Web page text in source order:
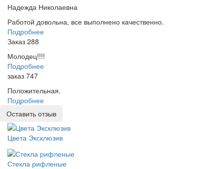
Надежда Николаевна
Работой довольна, все выполнено качественно.
Подробнее
Заказ 288
Молодец!!!!
Подробнее
заказ 747
Положительная.
Подробнее
Оставить отзыв
Цвета Эксклюзив
Стекла рифленые